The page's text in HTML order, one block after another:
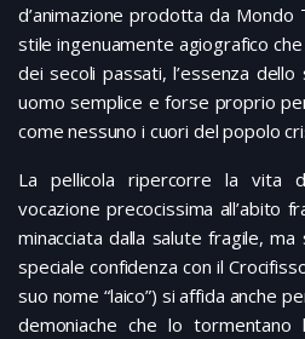
d’animazione prodotta da Mondo
stile ingenuamente agiografico
dei secoli passati, l’essenza
uomo semplice e forse proprio
come nessuno i cuori del popolo
La pellicola ripercorre la vita
vocazione precocissima all’abito
minacciata dalla salute fragile,
speciale confidenza con il
suo nome “laico”) si affida anche
demoniache che lo